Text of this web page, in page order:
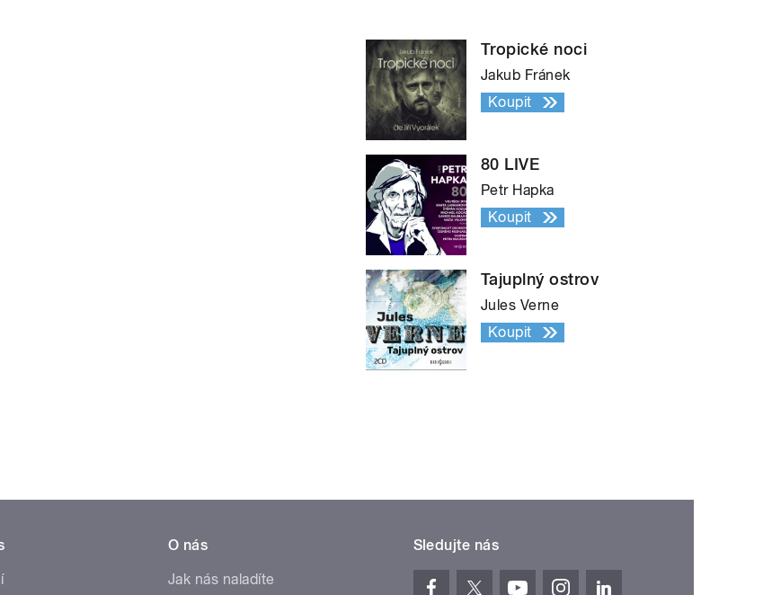
Tropické noci
Jakub Fránek
Koupit
80 LIVE
Petr Hapka
Koupit
Tajuplný ostrov
Jules Verne
Koupit
O nás
Jak nás naladíte
Sledujte nás